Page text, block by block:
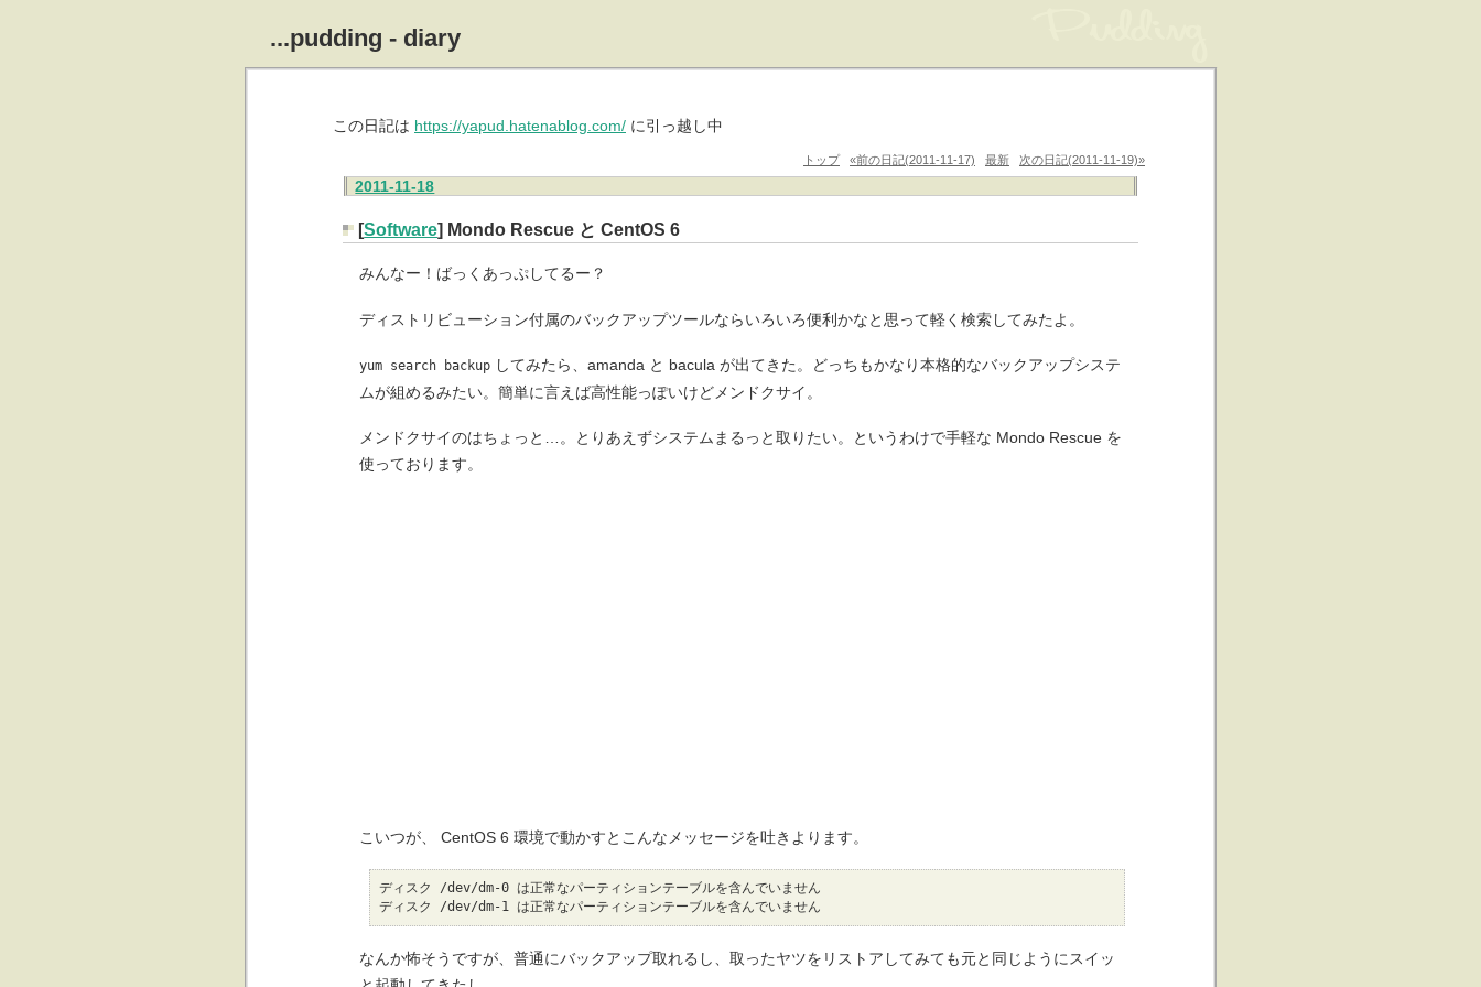
...pudding - diary
この日記は https://yapud.hatenablog.com/ に引っ越し中
トップ «前の日記(2011-11-17) 最新 次の日記(2011-11-19)»
2011-11-18
[Software] Mondo Rescue と CentOS 6
みんなー！ばっくあっぷしてるー？
ディストリビューション付属のバックアップツールならいろいろ便利かなと思って軽く検索してみたよ。
yum search backupしてみたら、amanda と bacula が出てきた。どっちもかなり本格的なバックアップシステ
ムが組めるみたい。簡単に言えば高性能っぽいけどメンドクサイ。
メンドクサイのはちょっと…。とりあえずシステムまるっと取りたい。というわけで手軽な Mondo Rescue を
使っております。
こいつが、 CentOS 6 環境で動かすとこんなメッセージを吐きよります。
ディスク /dev/dm-0 は正常なパーティションテーブルを含んでいません
ディスク /dev/dm-1 は正常なパーティションテーブルを含んでいません
なんか怖そうですが、普通にバックアップ取れるし、取ったヤツをリストアしてみても元と同じようにスイッ